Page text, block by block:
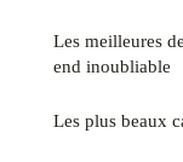
Les meilleures
end inoubliable
Les plus beaux